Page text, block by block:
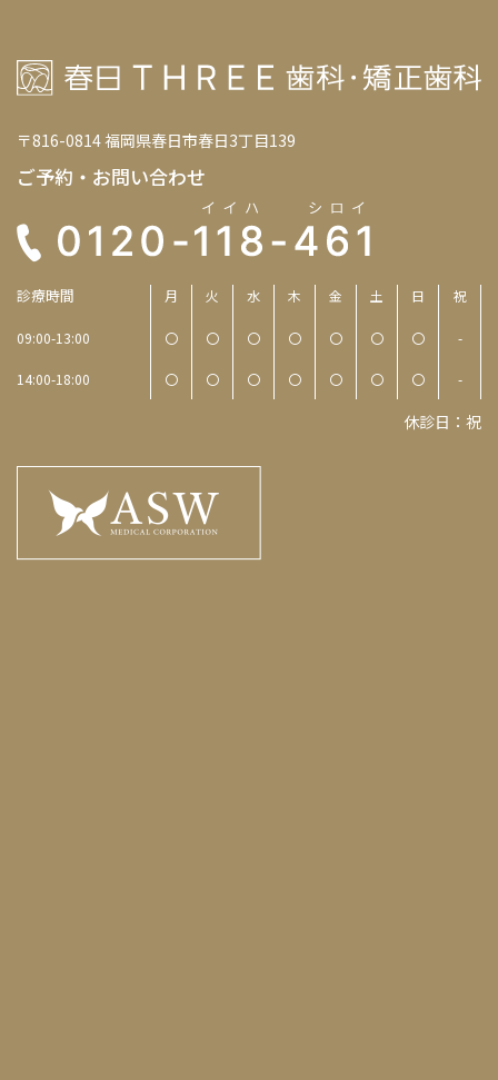
〒816-0814 福岡県春日市春日3丁目139
ご予約・お問い合わせ
診療時間 月 火 水 木 金 土 日 祝
09:00-13:00 〇 〇 〇 〇 〇 〇 〇 -
14:00-18:00 〇 〇 〇 〇 〇 〇 〇 -
休診日：祝